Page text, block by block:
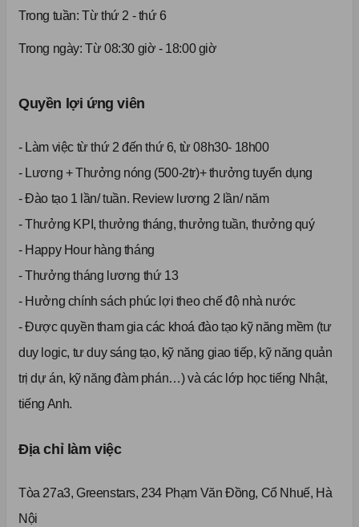
Trong tuần:Từ thứ 2 - thứ 6
Trong ngày: Từ 08:30 giờ - 18:00 giờ
Quyền lợi ứng viên
- Làm việc từ thứ 2 đến thứ 6, từ 08h30- 18h00
- Lương + Thưởng nóng (500-2tr)+ thưởng tuyển dụng
- Đào tạo 1 lần/ tuần. Review lương 2 lần/ năm
- Thưởng KPI, thưởng tháng, thưởng tuần, thưởng quý
- Happy Hour hàng tháng
- Thưởng tháng lương thứ 13
- Hưởng chính sách phúc lợi theo chế độ nhà nước
- Được quyền tham gia các khoá đào tạo kỹ năng mềm (tư
duy logic, tư duy sáng tạo, kỹ năng giao tiếp, kỹ năng quản
trị dự án, kỹ năng đàm phán…) và các lớp học tiếng Nhật,
tiếng Anh.
Địa chỉ làm việc
Tòa 27a3, Greenstars, 234 Phạm Văn Đồng, Cổ Nhuế, Hà
Nội